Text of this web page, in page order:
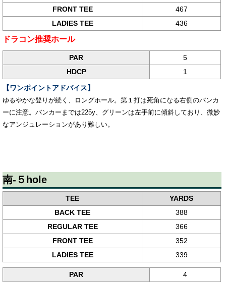
FRONT TEE
467
LADIES TEE
436
ドラコン推奨ホール
PAR
5
HDCP
1
【ワンポイントアドバイス】
ゆるやかな登りが続く、ロングホール。第１打は死角になる右側のバンカ
ーに注意。バンカーまでは225y、グリーンは左手前に傾斜しており、微妙
なアンジュレーションがあり難しい。
南-５hole
TEE
YARDS
BACK TEE
388
REGULAR TEE
366
FRONT TEE
352
LADIES TEE
339
PAR 4